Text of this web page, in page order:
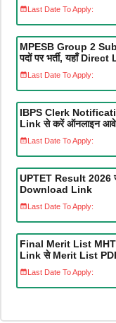
Last Date To Apply:
MPESB Group 2
पदों पर भर्ती, यहाँ
Last Date To Apply:
IBPS Clerk
Link से करें ऑनलाइन
Last Date To Apply:
UPTET Result 2026
Download Link
Last Date To Apply:
Final Merit List
Link से Merit List
Last Date To Apply: